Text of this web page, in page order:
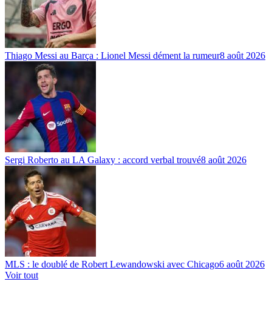
Thiago Messi au Barça : Lionel Messi dément la rumeur8 août 2026
Sergi Roberto au LA Galaxy : accord verbal trouvé8 août 2026
MLS : le doublé de Robert Lewandowski avec Chicago6 août 2026
Voir tout